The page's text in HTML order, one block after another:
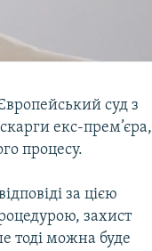
суд з
екс-прем’єра,
процесу.
за цією
захист
тоді можна буде